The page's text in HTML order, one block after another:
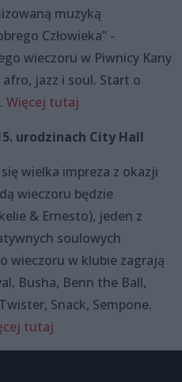
muzyką
Człowieka” -
wieczoru w Piwnicy Kany
jazz i soul. Start o
Więcej tutaj
urodzinach City Hall
wielka impreza z okazji
wieczoru będzie
& Ernesto), jeden z
soulowych
wieczoru w klubie zagrają
Busha, Benn the Ball,
Snack, Sempone.
tutaj